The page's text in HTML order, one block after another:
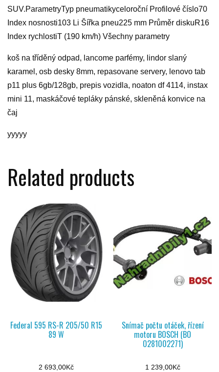
SUV.ParametryTyp pneumatikyceloroční Profilové číslo70
Index nosnosti103 Li Šířka pneu225 mm Průměr diskuR16
Index rychlostiT (190 km/h) Všechny parametry
koš na tříděný odpad, lancome parfémy, lindor slaný
karamel, osb desky 8mm, repasovane servery, lenovo tab
p11 plus 6gb/128gb, prepis vozidla, noaton df 4114, instax
mini 11, maskáčové tepláky pánské, skleněná konvice na
čaj
yyyyy
Related products
Federal 595 RS-R 205/50 R15
89 W
2 693,00Kč
Snímač počtu otáček, řízení
motoru BOSCH (BO
0281002271)
1 239,00Kč